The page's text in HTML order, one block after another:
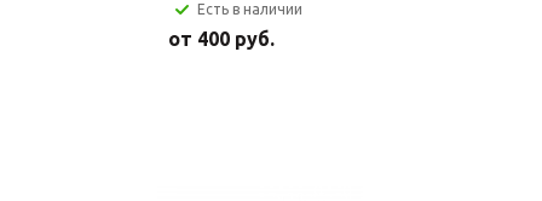
Есть в наличии
от 400 руб.